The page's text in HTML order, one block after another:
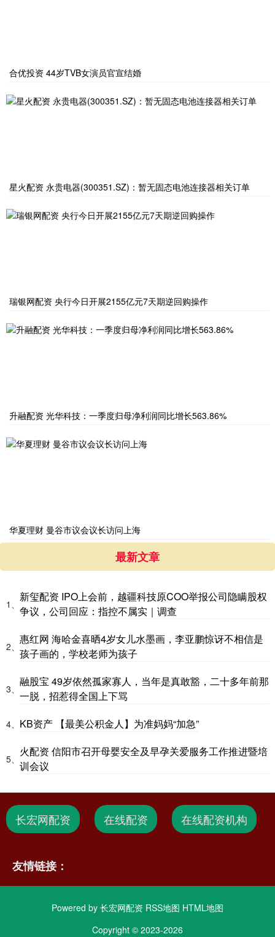
合优投资 44岁TVB女演员官宣结婚
星火配资 永贵电器(300351.SZ)：暂无固态电池连接器相关订单
瑞银网配资 央行今日开展2155亿元7天期逆回购操作
升融配资 光华科技：一季度归母净利润同比增长563.86%
华夏理财 曼谷市议会议长访问上海
最新文章
1、
新玺配资 IPO上会前，越疆科技原COO举报公司隐瞒股权
争议，公司回应：指控不属实｜调查
2、
惠红网 海哈金喜晒4岁女儿水墨画，李亚鹏惊讶不相信是
孩子画的，学校老师为孩子
3、
融股宝 49岁依然孤家寡人，当年是真敢豁，二十多年前那
一脱，招惹得全国上下骂
4、 KB资产 【最美公积金人】为准妈妈“加急”
5、
火配资 信阳市召开母婴安全及早孕关爱服务工作推进暨培
训会议
长宏网配资 在线配资 在线配资机构
友情链接：
Powered by 长宏网配资 RSS地图 HTML地图
Copyright © 2023-2026